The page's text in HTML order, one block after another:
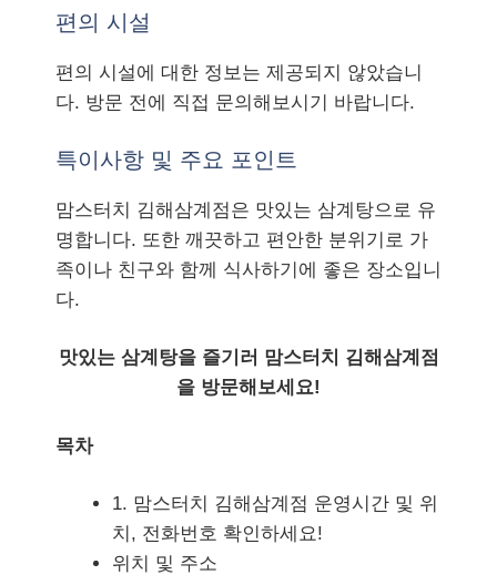
편의 시설
편의 시설에 대한 정보는 제공되지 않았습니
다. 방문 전에 직접 문의해보시기 바랍니다.
특이사항 및 주요 포인트
맘스터치 김해삼계점은 맛있는 삼계탕으로 유
명합니다. 또한 깨끗하고 편안한 분위기로 가
족이나 친구와 함께 식사하기에 좋은 장소입니
다.
맛있는 삼계탕을 즐기러 맘스터치 김해삼계점
을 방문해보세요!
목차
1. 맘스터치 김해삼계점 운영시간 및 위
치, 전화번호 확인하세요!
위치 및 주소